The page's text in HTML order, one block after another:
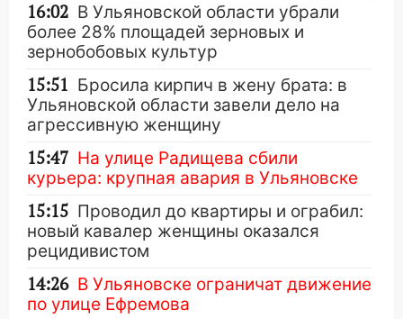
16:02 В Ульяновской области убрали
более 28% площадей зерновых и
зернобобовых культур
15:51 Бросила кирпич в жену брата: в
Ульяновской области завели дело на
агрессивную женщину
15:47 На улице Радищева сбили
курьера: крупная авария в Ульяновске
15:15 Проводил до квартиры и ограбил:
новый кавалер женщины оказался
рецидивистом
14:26 В Ульяновске ограничат движение
по улице Ефремова